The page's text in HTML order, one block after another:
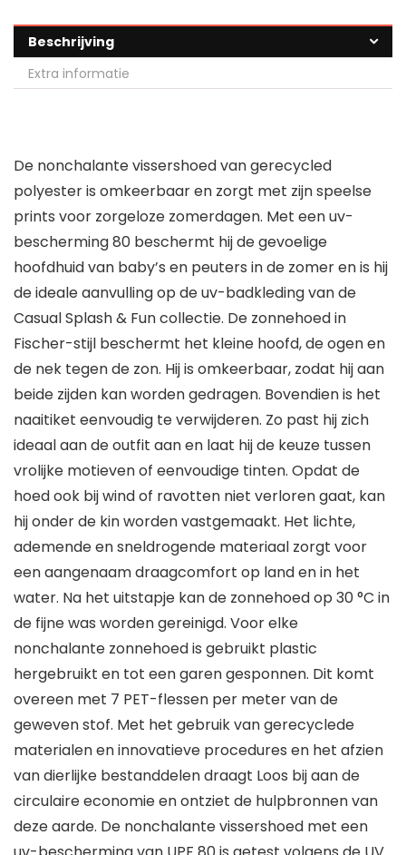
Beschrijving
Extra informatie
De nonchalante vissershoed van gerecycled
polyester is omkeerbaar en zorgt met zijn speelse
prints voor zorgeloze zomerdagen. Met een uv-
bescherming 80 beschermt hij de gevoelige
hoofdhuid van baby’s en peuters in de zomer en is hij
de ideale aanvulling op de uv-badkleding van de
Casual Splash & Fun collectie. De zonnehoed in
Fischer-stijl beschermt het kleine hoofd, de ogen en
de nek tegen de zon. Hij is omkeerbaar, zodat hij aan
beide zijden kan worden gedragen. Bovendien is het
naaitiket eenvoudig te verwijderen. Zo past hij zich
ideaal aan de outfit aan en laat hij de keuze tussen
vrolijke motieven of eenvoudige tinten. Opdat de
hoed ook bij wind of ravotten niet verloren gaat, kan
hij onder de kin worden vastgemaakt. Het lichte,
ademende en sneldrogende materiaal zorgt voor
een aangenaam draagcomfort op land en in het
water. Na het uitstapje kan de zonnehoed op 30 °C in
de fijne was worden gereinigd. Voor elke
nonchalante zonnehoed is gebruikt plastic
hergebruikt en tot een garen gesponnen. Dit komt
overeen met 7 PET-flessen per meter van de
geweven stof. Met het gebruik van gerecyclede
materialen en innovatieve procedures en het afzien
van dierlijke bestanddelen draagt Loos bij aan de
circulaire economie en ontziet de hulpbronnen van
deze aarde. De nonchalante vissershoed met een